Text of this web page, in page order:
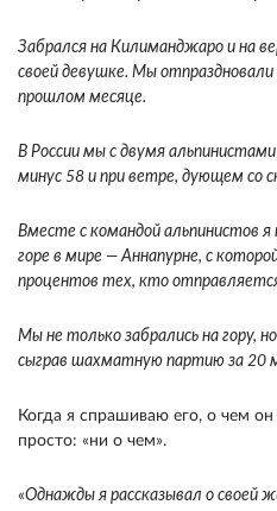
Забрался на Килиманджаро и на
своей девушке. Мы
прошлом месяце.
В России мы с двумя альпинистами
минус 58 и при ветре, дующем со
Вместе с командой альпинистов я
горе в мире — Аннапурне, с
процентов тех, кто
Мы не только забрались на гору,
сыграв шахматную партию за 20
Когда я спрашиваю его, о чем
просто: «ни о чем».
«Однажды я рассказывал о своей